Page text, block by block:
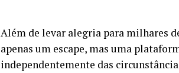
Além de levar alegria para milhares
apenas um escape, mas uma
independentemente das